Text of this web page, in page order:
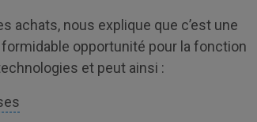
achats, nous explique que c’est une
opportunité pour la fonction
et peut ainsi :